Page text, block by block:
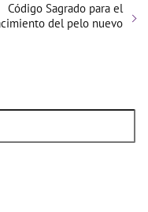
Código Sagrado para el
del pelo nuevo